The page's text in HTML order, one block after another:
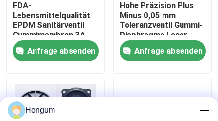
Qualitätskontrolle
Neuigkeiten
Rechtssachen
Bitte um ein Angebot
FDA-
Lebensmittelqualität
EPDM Sanitärventil
Gummimembran 3A
Milchprodukte CIP SIP
Clean Steam
kompatibel
Anfrage absenden
Hohe Präzision Plus
Minus 0,05 mm
Toleranzventil Gummi-
Diaphragma Laser
gemessen Injektion
geformtAnfrage absenden
Hongum